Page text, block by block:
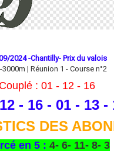
2024 -Chantilly- Prix du valois
3000m | Réunion 1 - Course n°2
Couplé : 01 - 12 - 16
- 16 - 01 - 13 -
DES
en 5 : 4- 6- 11- 8- 3